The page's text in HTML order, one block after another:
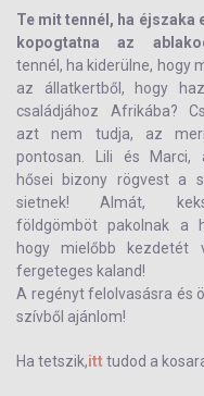
Te mit tennél, ha éjszaka
kopogtatna az
tennél, ha kiderülne, hogy
az állatkertből, hogy
családjához Afrikába?
azt nem tudja, az
pontosan. Lili és Marci,
hősei bizony rögvest a
sietnek! Almát,
földgömböt pakolnak a
hogy mielőbb kezdetét
fergeteges kaland!
A regényt felolvasásra és
szívből ajánlom!
Ha tetszik,itttudod a